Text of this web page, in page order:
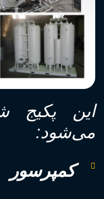
این پکیج
می‌شود:
کمپرسور